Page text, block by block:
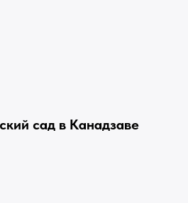
сад в Канадзаве